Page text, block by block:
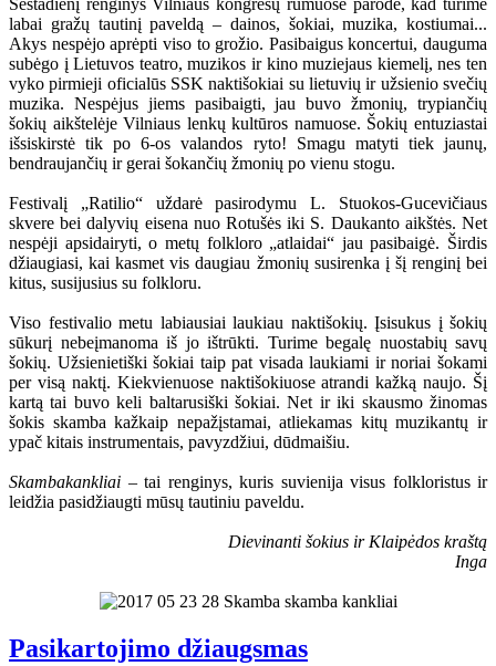
labai gražų tautinį paveldą – dainos, šokiai, muzika, kostiumai...
Akys nespėjo aprėpti viso to grožio. Pasibaigus koncertui, dauguma
subėgo į Lietuvos teatro, muzikos ir kino muziejaus kiemelį, nes ten
vyko pirmieji oficialūs SSK naktišokiai su lietuvių ir užsienio svečių
muzika. Nespėjus jiems pasibaigti, jau buvo žmonių, trypiančių
šokių aikštelėje Vilniaus lenkų kultūros namuose. Šokių entuziastai
išsiskirstė tik po 6-os valandos ryto! Smagu matyti tiek jaunų,
bendraujančių ir gerai šokančių žmonių po vienu stogu.
Festivalį „Ratilio“ uždarė pasirodymu L. Stuokos-Gucevičiaus
skvere bei dalyvių eisena nuo Rotušės iki S. Daukanto aikštės. Net
nespėji apsidairyti, o metų folkloro „atlaidai“ jau pasibaigė. Širdis
džiaugiasi, kai kasmet vis daugiau žmonių susirenka į šį renginį bei
kitus, susijusius su folkloru.
Viso festivalio metu labiausiai laukiau naktišokių. Įsisukus į šokių
sūkurį nebeįmanoma iš jo ištrūkti. Turime begalę nuostabių savų
šokių. Užsienietiški šokiai taip pat visada laukiami ir noriai šokami
per visą naktį. Kiekvienuose naktišokiuose atrandi kažką naujo. Šį
kartą tai buvo keli baltarusiški šokiai. Net ir iki skausmo žinomas
šokis skamba kažkaip nepažįstamai, atliekamas kitų muzikantų ir
ypač kitais instrumentais, pavyzdžiui, dūdmaišiu.
Skambakankliai – tai renginys, kuris suvienija visus folkloristus ir
leidžia pasidžiaugti mūsų tautiniu paveldu.
Dievinanti šokius ir Klaipėdos kraštą
Inga
Pasikartojimo džiaugsmas